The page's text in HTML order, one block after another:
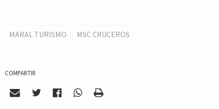
MARAL TURISMO MSC CRUCEROS
COMPARTIR